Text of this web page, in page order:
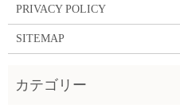
PRIVACY POLICY
SITEMAP